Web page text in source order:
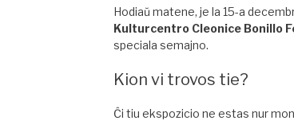
Hodiaŭ matene, je la 15-a
Kulturcentro Cleonice Bonillo
speciala semajno.
​Kion vi trovos tie?
​Ĉi tiu ekspozicio ne estas nur